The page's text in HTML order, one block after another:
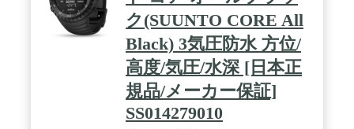
ク(SUUNTO CORE All
Black) 3気圧防水 方位/
高度/気圧/水深 [日本正
規品/メーカー保証]
SS014279010